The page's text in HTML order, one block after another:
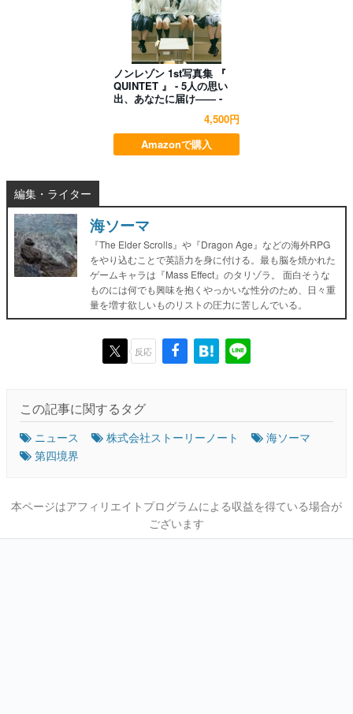
ノンレゾン 1st写真集 『
QUINTET 』 - 5人の思い
出、あなたに届け―― -
4,500円
Amazonで購入
編集・ライター
海ソーマ
『The Elder Scrolls』や『Dragon Age』などの海外RPG
をやり込むことで英語力を身に付ける。最も脳を焼かれた
ゲームキャラは『Mass Effect』のタリゾラ。 面白そうな
ものには何でも興味を抱くやっかいな性分のため、日々重
量を増す欲しいものリストの圧力に苦しんでいる。
反応
この記事に関するタグ
ニュース 株式会社ストーリーノート
海ソーマ
第四境界
本ページはアフィリエイトプログラムによる収益を得ている場合が
ございます